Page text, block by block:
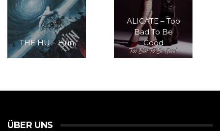
THE HU – Hun
ALICATE – Too
Bad To Be
Good
ÜBER UNS